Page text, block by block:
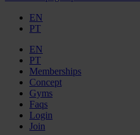
EN
PT
EN
PT
Memberships
Concept
Gyms
Faqs
Login
Join